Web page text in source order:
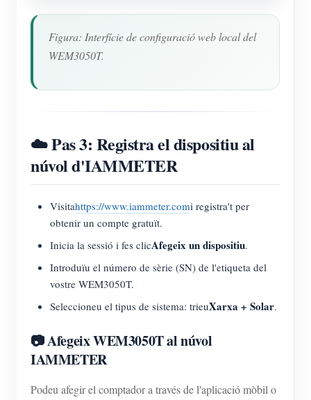
Figura: Interfície de configuració web local del
WEM3050T.
☁️ Pas 3: Registra el dispositiu al
núvol d'IAMMETER
Visitahttps://www.iammeter.comi registra't per
obtenir un compte gratuït.
Inicia la sessió i fes clicAfegeix un dispositiu.
Introduïu el número de sèrie (SN) de l'etiqueta del
vostre WEM3050T.
Seleccioneu el tipus de sistema: trieuXarxa + Solar.
📷 Afegeix WEM3050T al núvol
IAMMETER
Podeu afegir el comptador a través de l'aplicació mòbil o